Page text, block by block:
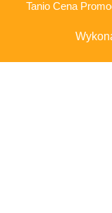
Tanio Cena